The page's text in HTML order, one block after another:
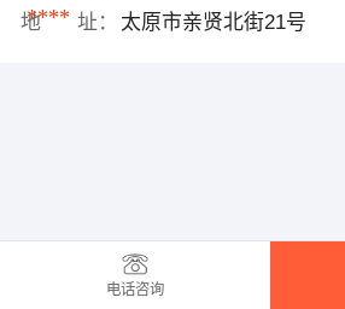
****
地 址： 太原市亲贤北街21号
电话咨询